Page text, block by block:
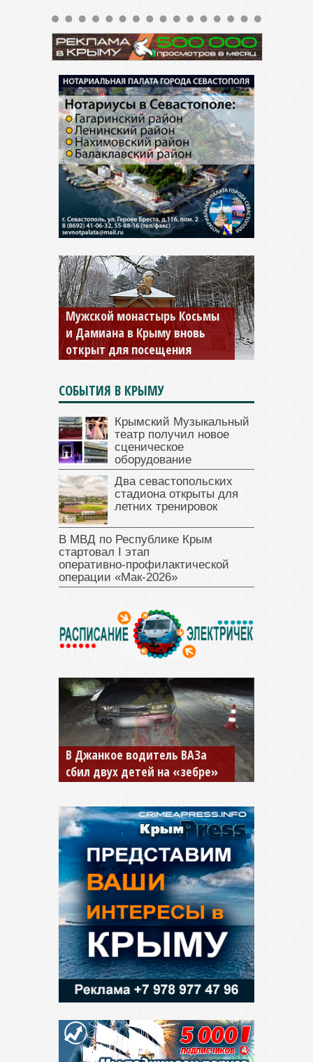
Мужской монастырь Косьмы
и Дамиана в Крыму вновь
открыт для посещения
СОБЫТИЯ В КРЫМУ
Крымский Музыкальный
театр получил новое
сценическое
оборудование
Два севастопольских
стадиона открыты для
летних тренировок
В МВД по Республике Крым
стартовал I этап
оперативно‑профилактической
операции «Мак‑2026»
В Джанкое водитель ВАЗа
сбил двух детей на «зебре»